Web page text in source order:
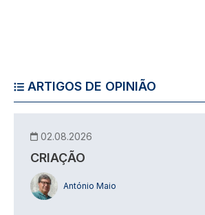
ARTIGOS DE OPINIÃO
02.08.2026
CRIAÇÃO
António Maio